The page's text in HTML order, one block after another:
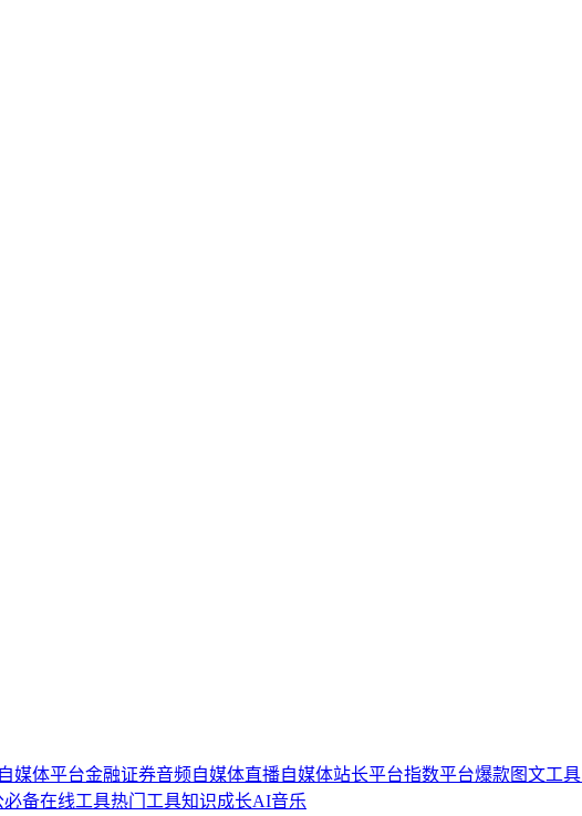
自媒体平台金融证券音频自媒体直播自媒体站长平台指数平台爆款图文工具
必备在线工具热门工具知识成长AI音乐